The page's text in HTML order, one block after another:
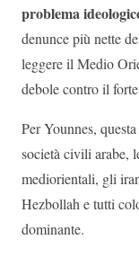
problema
denunce più nette
leggere il Medio
debole contro il
Per Younnes,
società civili arabe,
mediorientali, gli
Hezbollah e tutti
dominante.